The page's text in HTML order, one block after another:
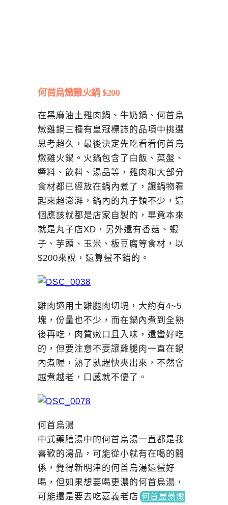
何首烏燉雞火鍋 $200
在黑麻油土雞肉鍋、牛奶鍋、何首烏
燉雞鍋三種有皇冠標誌的品項中挑選
思考超久，最後決定先吃看看何首烏
燉雞火鍋。火鍋包含了白飯、菜盤、
醬料、飲料、湯品等，雞肉和大部分
食材都已經放在鍋內煮了，讓鍋物看
起來超澎湃，鍋內的丸子類不少，這
個應該就都是店家自製的，畢竟本來
就是丸子店XD，另外還有香菇、蝦
子、芋頭、玉米、板豆腐等食材，以
$200來說，還算蠻不錯的。
雞肉適用土雞腿肉切塊，大約有4~5
塊，份量也不少，而在鍋內煮到全熟
後再吃，肉質嫩口且入味，還蠻好吃
的，但要注意不要讓雞腿肉一直在鍋
內煮喔，熟了就趕快夾出來，不然會
越煮越老，口感就不優了。
何首烏湯
中式藥膳湯中的何首烏湯一直都是我
喜歡的湯品，可能從小就有在喝的關
係，覺得新明津的何首烏湯還蠻好
喝，但如果想要喝更濃的何首烏湯，
可能還是要去吃嘉義老店 何首屋藥燉